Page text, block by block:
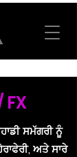
FX
ਸਮੱਗਰੀ ਨੂੰ
ਅਤੇ ਸਾਰੇ